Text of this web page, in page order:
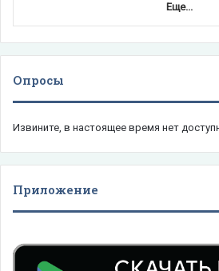
Еще...
Опросы
Извините, в настоящее время нет
Приложение